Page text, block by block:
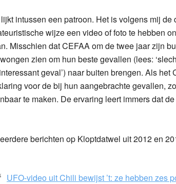
intussen een patroon. Het is volgens mij
wijze een video of foto te hebben
Misschien dat CEFAA om de twee jaar zijn
zien om hun beste gevallen (lees:
geval’) naar buiten brengen. Als
voor de bij hun aangebrachte gevallen,
te maken. De ervaring leert immers dat
berichten op Kloptdatwel uit 2012 en
UFO-video uit Chili bewijst ’t: ze hebben zes